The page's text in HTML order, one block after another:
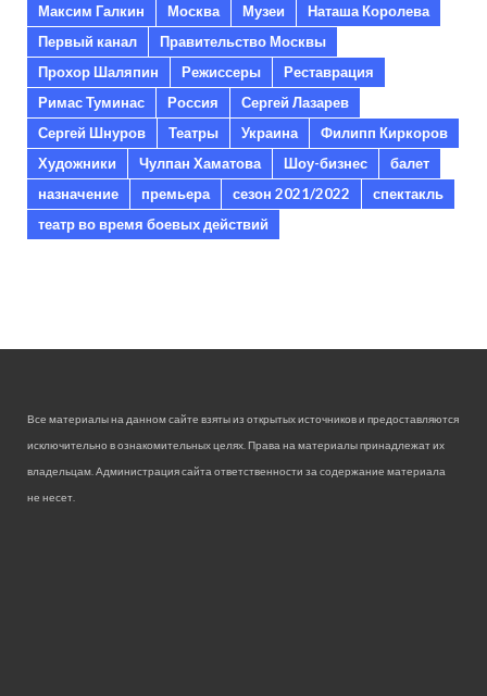
Максим Галкин
Москва Музеи
Наташа Королева
Первый канал
Правительство Москвы
Прохор Шаляпин
Режиссеры
Реставрация
Римас Туминас
Россия
Сергей Лазарев
Сергей Шнуров
Театры Украина
Филипп Киркоров
Художники
Чулпан Хаматова Шоу-бизнес
балет
назначение
премьера сезон 2021/2022
спектакль
театр во время боевых действий
Все материалы на данном сайте взяты из открытых источников и предоставляются
исключительно в ознакомительных целях. Права на материалы принадлежат их
владельцам. Администрация сайта ответственности за содержание материала
не несет.